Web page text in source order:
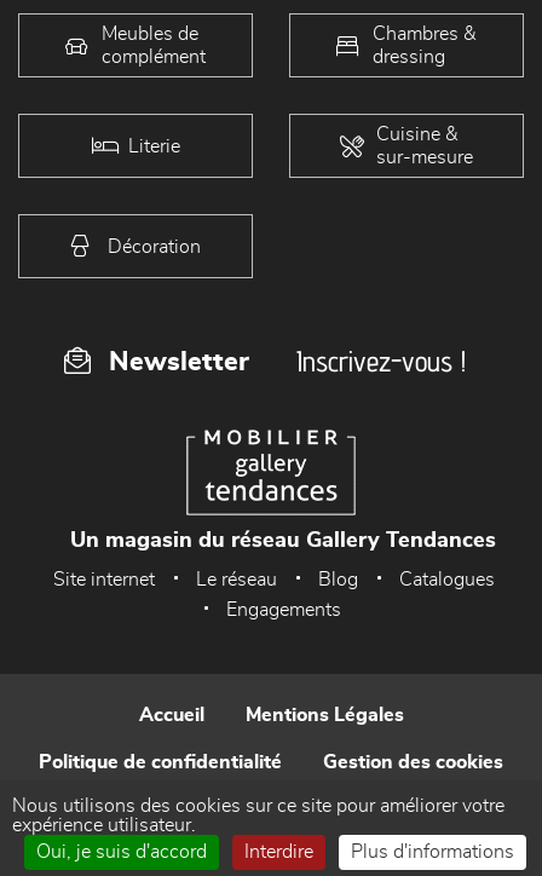
Meubles de
complément
Chambres &
dressing
Literie
Cuisine &
sur-mesure
Décoration
Newsletter Inscrivez-vous !
Un magasin du réseau Gallery Tendances
Site internet Le réseau Blog
Catalogues
Engagements
Accueil Mentions Légales
Politique de confidentialité Gestion des cookies
Contact
Nous utilisons des cookies sur ce site pour améliorer votre
expérience utilisateur.
Oui, je suis d'accord
Interdire Plus d'informations